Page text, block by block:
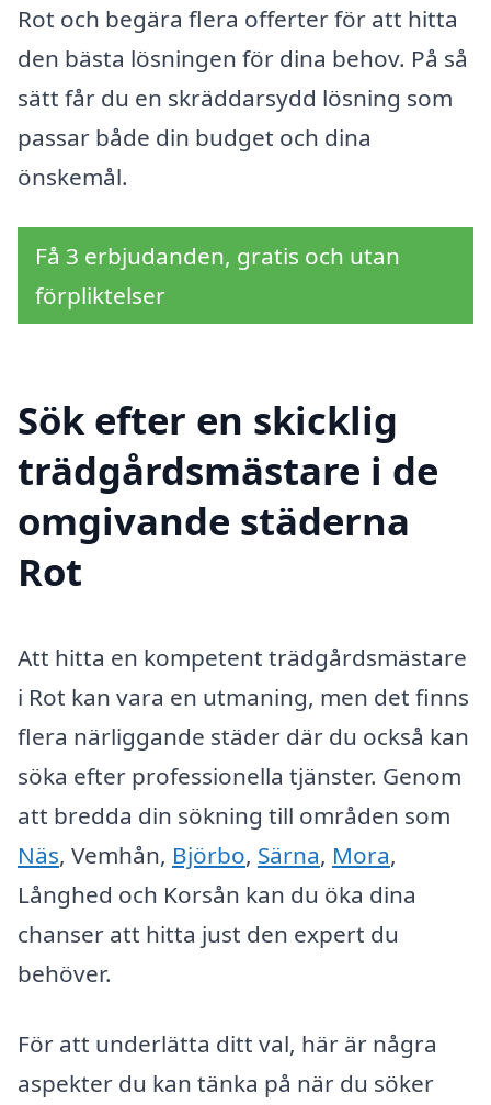
Rot och begära flera offerter för att hitta
den bästa lösningen för dina behov. På så
sätt får du en skräddarsydd lösning som
passar både din budget och dina
önskemål.
Få 3 erbjudanden, gratis och utan
förpliktelser
Sök efter en skicklig
trädgårdsmästare i de
omgivande städerna
Rot
Att hitta en kompetent trädgårdsmästare
i Rot kan vara en utmaning, men det finns
flera närliggande städer där du också kan
söka efter professionella tjänster. Genom
att bredda din sökning till områden som
Näs, Vemhån, Björbo, Särna, Mora,
Långhed och Korsån kan du öka dina
chanser att hitta just den expert du
behöver.
För att underlätta ditt val, här är några
aspekter du kan tänka på när du söker